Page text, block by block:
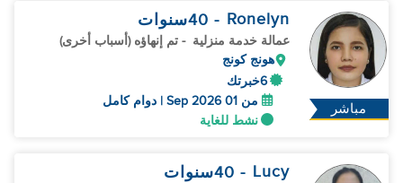
مباشر
Ronelyn
- 40 سنوات
عمالة خدمة منزلية - تم إنهاؤه (أسباب أخرى)
هونج كونج
6خبرتك
من 01 Sep 2026 | دوام كامل
نشط للغاية
Lucy
- 40 سنوات